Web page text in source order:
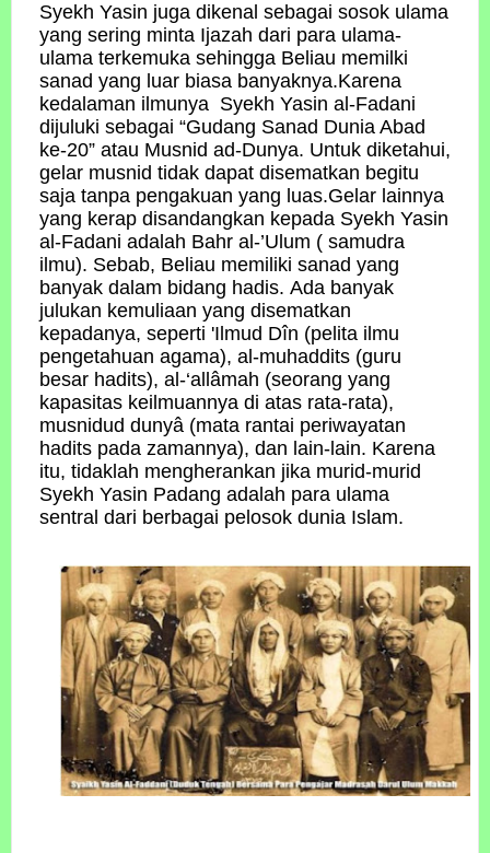
Syekh Yasin juga dikenal sebagai sosok ulama
yang sering minta Ijazah dari para ulama-
ulama terkemuka sehingga Beliau memilki
sanad yang luar biasa banyaknya.Karena
kedalaman ilmunya Syekh Yasin al-Fadani
dijuluki sebagai “Gudang Sanad Dunia Abad
ke-20” atau Musnid ad-Dunya. Untuk diketahui,
gelar musnid tidak dapat disematkan begitu
saja tanpa pengakuan yang luas.Gelar lainnya
yang kerap disandangkan kepada Syekh Yasin
al-Fadani adalah Bahr al-’Ulum ( samudra
ilmu). Sebab, Beliau memiliki sanad yang
banyak dalam bidang hadis. Ada banyak
julukan kemuliaan yang disematkan
kepadanya, seperti 'Ilmud Dîn (pelita ilmu
pengetahuan agama), al-muhaddits (guru
besar hadits), al-‘allâmah (seorang yang
kapasitas keilmuannya di atas rata-rata),
musnidud dunyâ (mata rantai periwayatan
hadits pada zamannya), dan lain-lain. Karena
itu, tidaklah mengherankan jika murid-murid
Syekh Yasin Padang adalah para ulama
sentral dari berbagai pelosok dunia Islam.